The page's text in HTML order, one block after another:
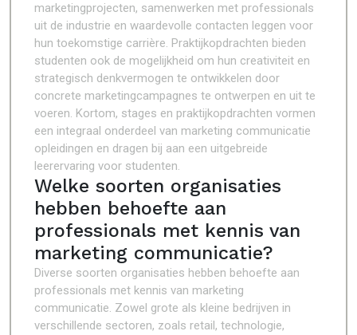
marketingprojecten, samenwerken met professionals
uit de industrie en waardevolle contacten leggen voor
hun toekomstige carrière. Praktijkopdrachten bieden
studenten ook de mogelijkheid om hun creativiteit en
strategisch denkvermogen te ontwikkelen door
concrete marketingcampagnes te ontwerpen en uit te
voeren. Kortom, stages en praktijkopdrachten vormen
een integraal onderdeel van marketing communicatie
opleidingen en dragen bij aan een uitgebreide
leerervaring voor studenten.
Welke soorten organisaties
hebben behoefte aan
professionals met kennis van
marketing communicatie?
Diverse soorten organisaties hebben behoefte aan
professionals met kennis van marketing
communicatie. Zowel grote als kleine bedrijven in
verschillende sectoren, zoals retail, technologie,